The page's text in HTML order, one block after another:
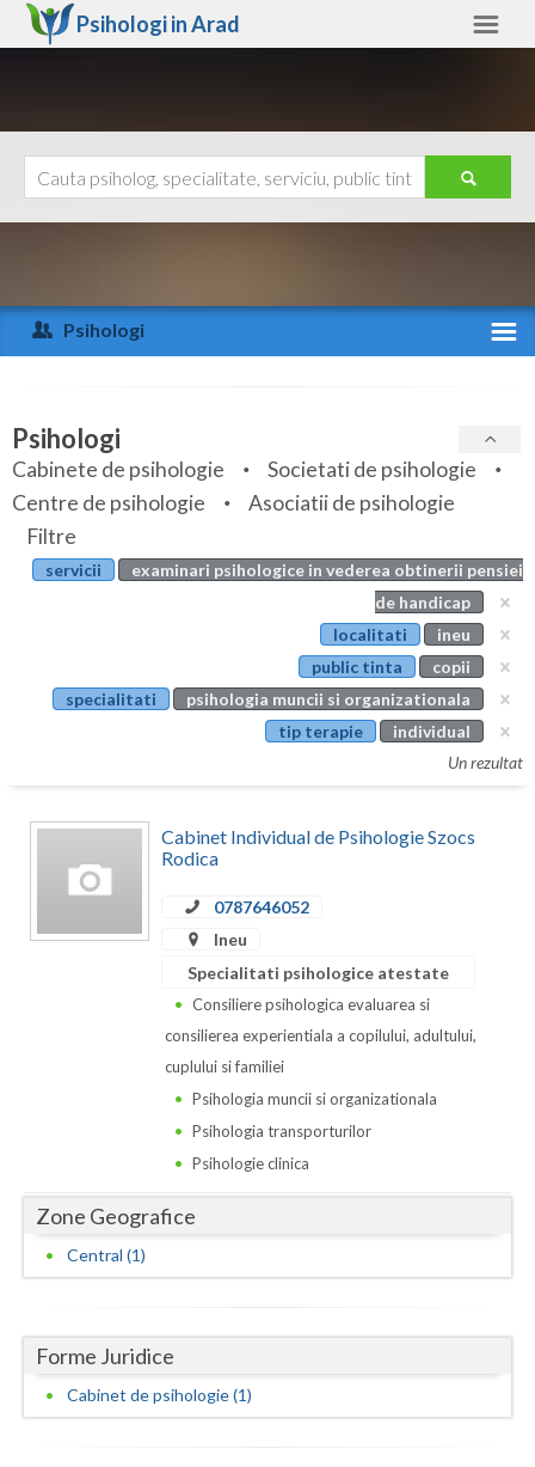
Psihologi inArad
Arad
Arges
Bihor
Bistrita-Nasaud
Botosani
Bucuresti
Calarasi
Constanta
Gorj
Harghita
Ialomita
Ajutor
Psihologi
Specialitati
Servicii
Articole
Evenimente
Psihologi
Cabinete de psihologie
Societati de psihologie
Centre de psihologie
Asociatii de psihologie
Filtre
servicii
examinari psihologice in vederea obtinerii pensiei
de handicap
localitati
ineu
public tinta
copii
specialitati
psihologia muncii si organizationala
tip terapie
individual
Un rezultat
Cabinet Individual de Psihologie Szocs
Rodica
0787646052
Ineu
Specialitati psihologice atestate
Consiliere psihologica evaluarea si
consilierea experientiala a copilului, adultului,
cuplului si familiei
Psihologia muncii si organizationala
Psihologia transporturilor
Psihologie clinica
Zone Geografice
Central (1)
Forme Juridice
Cabinet de psihologie (1)